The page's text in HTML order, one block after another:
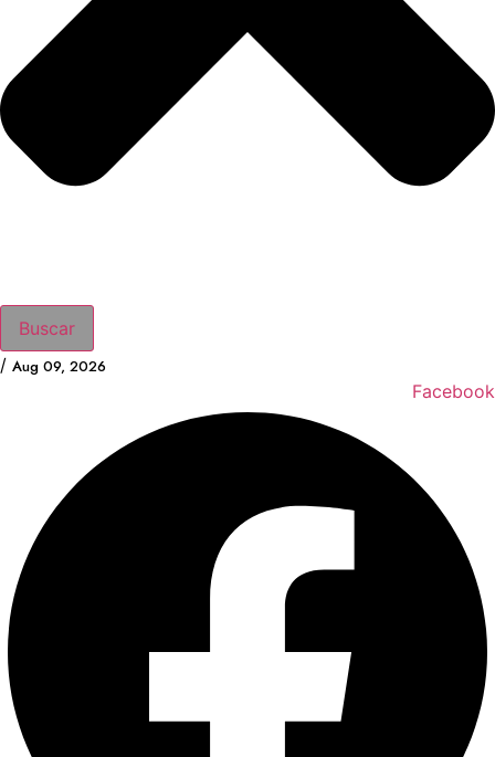
Buscar
/ Aug 09, 2026
Facebook